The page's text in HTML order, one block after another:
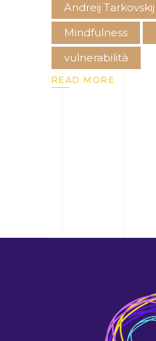
Andreij Tarkovskij
Mindfulness
vulnerabilità
READ MORE